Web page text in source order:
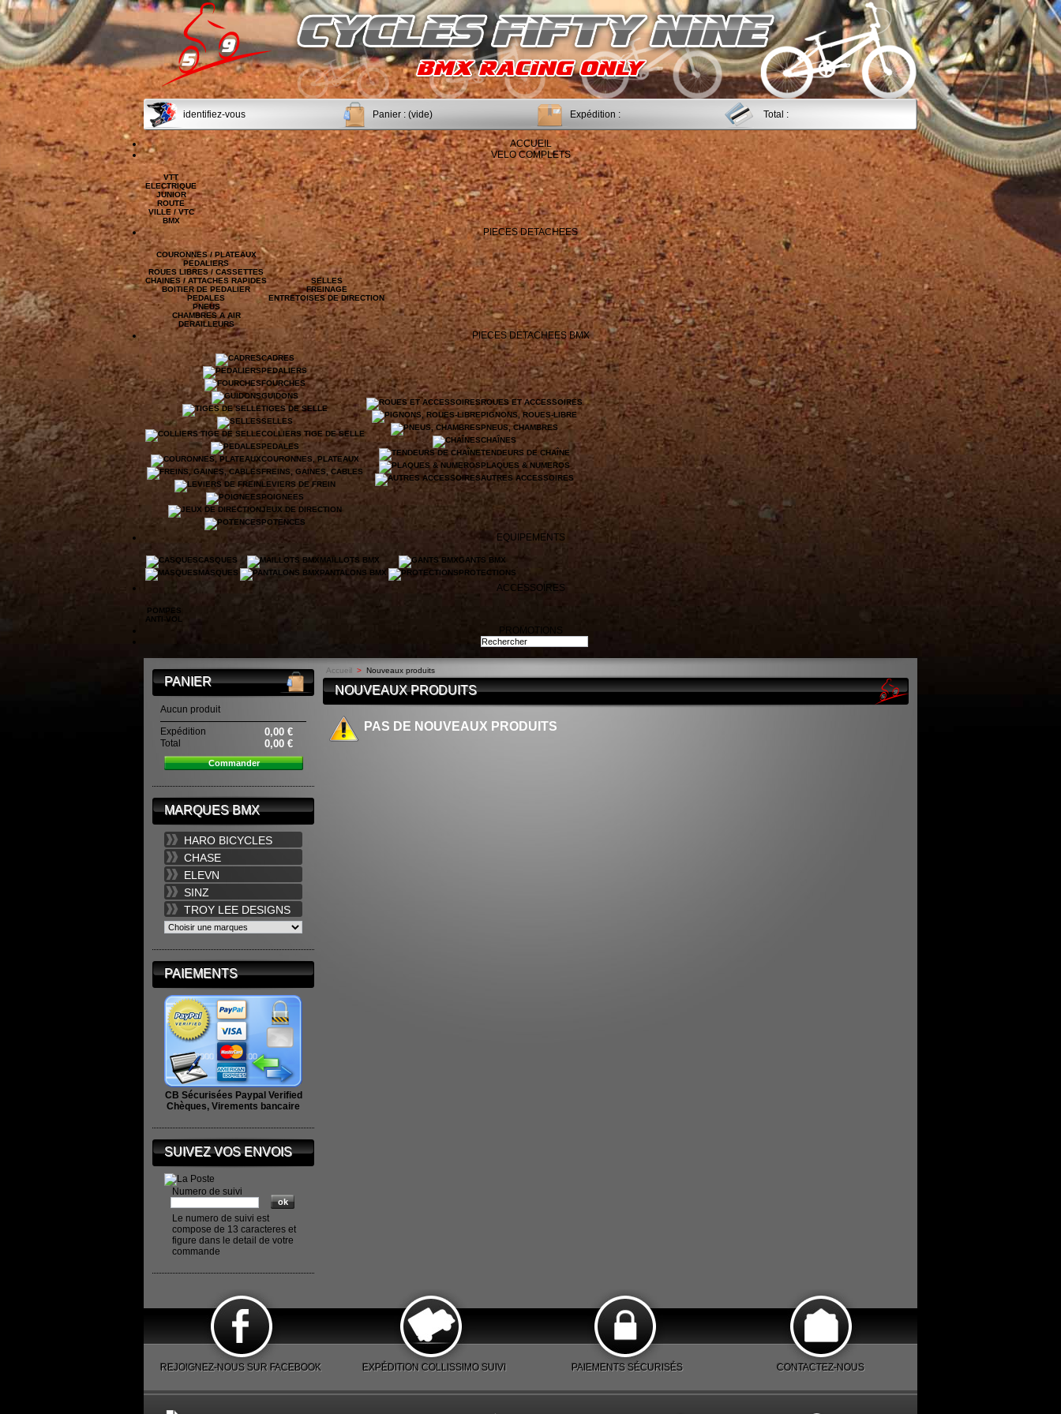
identifiez-vous Panier : (vide) Expédition : Total :
ACCUEIL
VELO COMPLETS
VTT
ELECTRIQUE
JUNIOR
ROUTE
VILLE / VTC
BMX
PIECES DETACHEES
COURONNES / PLATEAUX
PEDALIERS
ROUES LIBRES / CASSETTES
CHAINES / ATTACHES RAPIDES
BOITIER DE PEDALIER
PEDALES
PNEUS
CHAMBRES A AIR
DERAILLEURS
SELLES
FREINAGE
ENTRETOISES DE DIRECTION
PIECES DETACHEES BMX
CADRES
PEDALIERS
FOURCHES
GUIDONS
TIGES DE SELLE
SELLES
COLLIERS TIGE DE SELLE
PEDALES
COURONNES, PLATEAUX
FREINS, GAINES, CABLES
LEVIERS DE FREIN
POIGNEES
JEUX DE DIRECTION
POTENCES
ROUES ET ACCESSOIRES
PIGNONS, ROUES-LIBRE
PNEUS, CHAMBRES
CHAÎNES
TENDEURS DE CHAÎNE
PLAQUES & NUMEROS
AUTRES ACCESSOIRES
EQUIPEMENTS
CASQUES
MASQUES
MAILLOTS BMX
PANTALONS BMX
GANTS BMX
PROTECTIONS
ACCESSOIRES
POMPES
ANTI-VOL
PROMOTIONS
PANIER
Aucun produit
Expédition
0,00 €
Total 0,00 €
Commander
MARQUES BMX
HARO BICYCLES
CHASE
ELEVN
SINZ
TROY LEE DESIGNS
PAIEMENTS
CB Sécurisées Paypal Verified
Chèques, Virements bancaire
SUIVEZ VOS ENVOIS
Numero de suivi
Le numero de suivi est
compose de 13 caracteres et
figure dans le detail de votre
commande
Accueil > Nouveaux produits
NOUVEAUX PRODUITS
PAS DE NOUVEAUX PRODUITS
REJOIGNEZ-NOUS SUR FACEBOOK EXPÉDITION COLLISSIMO SUIVI PAIEMENTS SÉCURISÉS CONTACTEZ-NOUS